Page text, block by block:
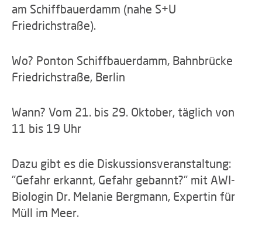
am Schiffbauerdamm (nahe S+U
Friedrichstraße).
Wo? Ponton Schiffbauerdamm, Bahnbrücke
Friedrichstraße, Berlin
Wann? Vom 21. bis 29. Oktober, täglich von
11 bis 19 Uhr
Dazu gibt es die Diskussionsveranstaltung:
"Gefahr erkannt, Gefahr gebannt?" mit AWI-
Biologin Dr. Melanie Bergmann, Expertin für
Müll im Meer.